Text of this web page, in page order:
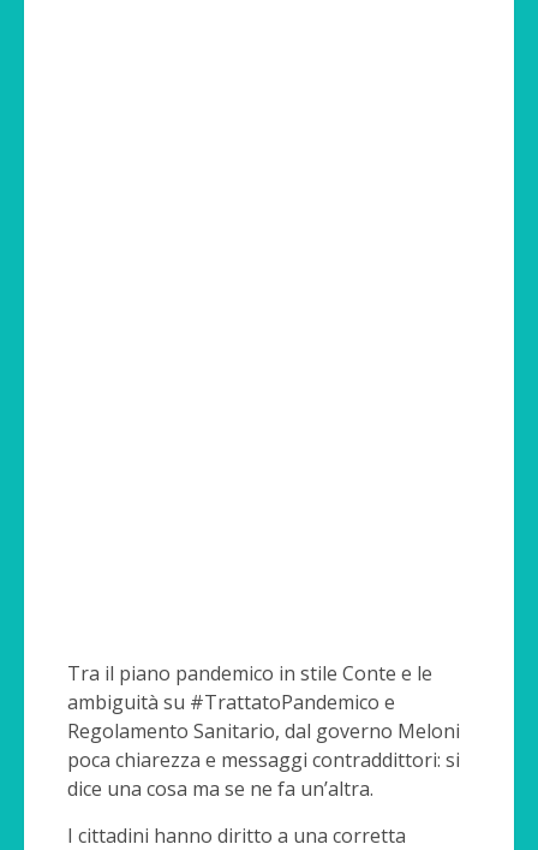
Tra il piano pandemico in stile Conte e le
ambiguità su #TrattatoPandemico e
Regolamento Sanitario, dal governo Meloni
poca chiarezza e messaggi contraddittori: si
dice una cosa ma se ne fa un’altra.
I cittadini hanno diritto a una corretta